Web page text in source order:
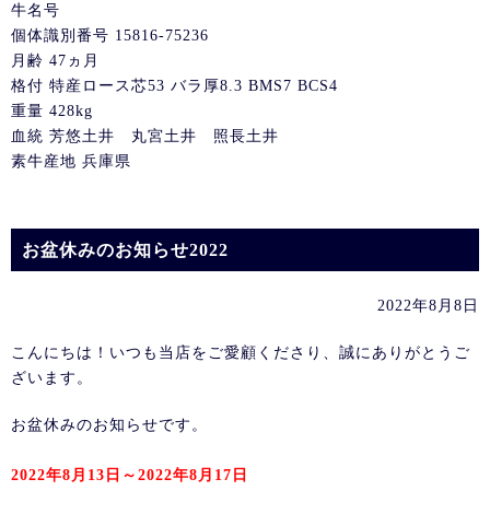
牛名号
個体識別番号 15816-75236
月齢 47ヵ月
格付 特産ロース芯53 バラ厚8.3 BMS7 BCS4
重量 428kg
血統 芳悠土井 丸宮土井 照長土井
素牛産地 兵庫県
お盆休みのお知らせ2022
2022年8月8日
こんにちは！いつも当店をご愛顧くださり、誠にありがとうご
ざいます。
お盆休みのお知らせです。
2022年8月13日～2022年8月17日